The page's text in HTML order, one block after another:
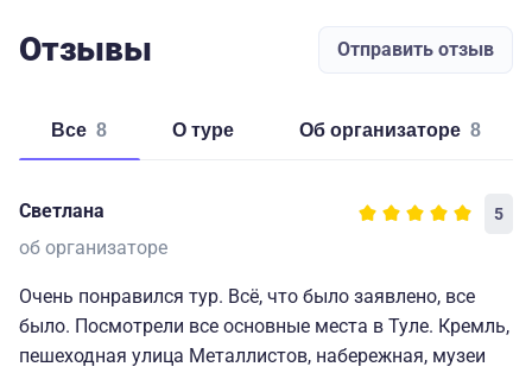
Отзывы Отправить отзыв
Все 8 о туре об организаторе 8
Светлана 5
об организаторе
Очень понравился тур. Всё, что было заявлено, все
было. Посмотрели все основные места в Туле. Кремль,
пешеходная улица Металлистов, набережная, музеи